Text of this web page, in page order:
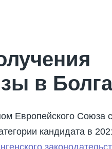
в
Европейского Союза
кандидата в